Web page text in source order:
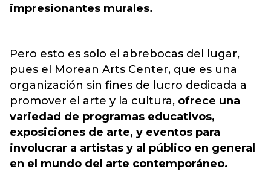
impresionantes murales.
Pero esto es solo el abrebocas del lugar,
pues el Morean Arts Center, que es una
organización sin fines de lucro dedicada a
promover el arte y la cultura, ofrece una
variedad de programas educativos,
exposiciones de arte, y eventos para
involucrar a artistas y al público en general
en el mundo del arte contemporáneo.